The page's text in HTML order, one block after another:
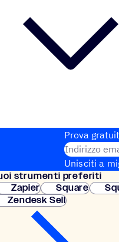
Prova
Indirizzo
Unisciti a
strumenti preferiti
Zapier Square
Zendesk Sell